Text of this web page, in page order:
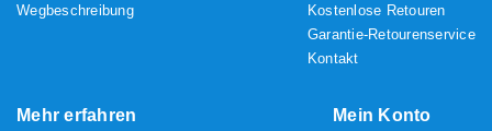
Wegbeschreibung
Kostenlose Retouren
Garantie-Retourenservice
Kontakt
Mehr erfahren Mein Konto